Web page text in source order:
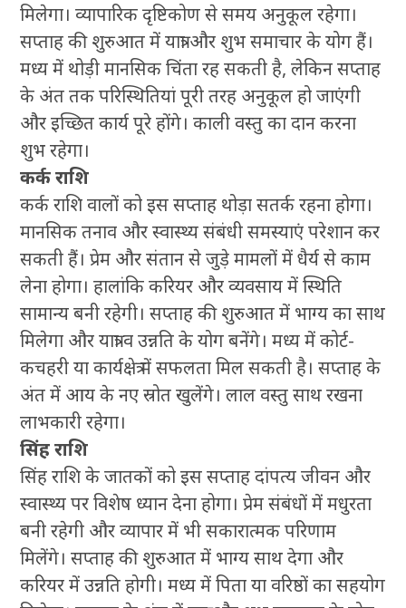
मिलेगा। व्यापारिक दृष्टिकोण से समय अनुकूल रहेगा।
सप्ताह की शुरुआत में यात्रा और शुभ समाचार के योग हैं।
मध्य में थोड़ी मानसिक चिंता रह सकती है, लेकिन सप्ताह
के अंत तक परिस्थितियां पूरी तरह अनुकूल हो जाएंगी
और इच्छित कार्य पूरे होंगे। काली वस्तु का दान करना
शुभ रहेगा।
कर्क राशि
कर्क राशि वालों को इस सप्ताह थोड़ा सतर्क रहना होगा।
मानसिक तनाव और स्वास्थ्य संबंधी समस्याएं परेशान कर
सकती हैं। प्रेम और संतान से जुड़े मामलों में धैर्य से काम
लेना होगा। हालांकि करियर और व्यवसाय में स्थिति
सामान्य बनी रहेगी। सप्ताह की शुरुआत में भाग्य का साथ
मिलेगा और यात्रा व उन्नति के योग बनेंगे। मध्य में कोर्ट-
कचहरी या कार्यक्षेत्र में सफलता मिल सकती है। सप्ताह के
अंत में आय के नए स्रोत खुलेंगे। लाल वस्तु साथ रखना
लाभकारी रहेगा।
सिंह राशि
सिंह राशि के जातकों को इस सप्ताह दांपत्य जीवन और
स्वास्थ्य पर विशेष ध्यान देना होगा। प्रेम संबंधों में मधुरता
बनी रहेगी और व्यापार में भी सकारात्मक परिणाम
मिलेंगे। सप्ताह की शुरुआत में भाग्य साथ देगा और
करियर में उन्नति होगी। मध्य में पिता या वरिष्ठों का सहयोग